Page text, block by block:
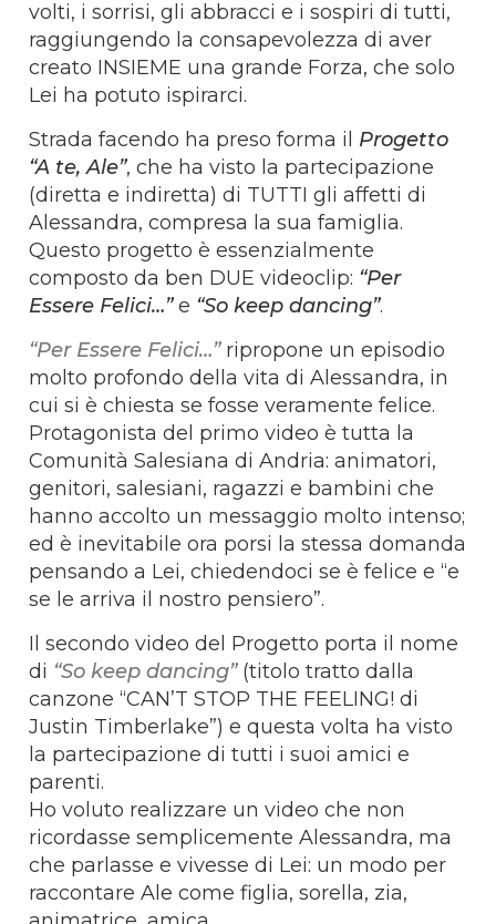
volti, i sorrisi, gli abbracci e i sospiri di tutti,
raggiungendo la consapevolezza di aver
creato INSIEME una grande Forza, che solo
Lei ha potuto ispirarci.
Strada facendo ha preso forma il Progetto
“A te, Ale”, che ha visto la partecipazione
(diretta e indiretta) di TUTTI gli affetti di
Alessandra, compresa la sua famiglia.
Questo progetto è essenzialmente
composto da ben DUE videoclip: “Per
Essere Felici…”e “So keep dancing”.
“Per Essere Felici…”ripropone un episodio
molto profondo della vita di Alessandra, in
cui si è chiesta se fosse veramente felice.
Protagonista del primo video è tutta la
Comunità Salesiana di Andria: animatori,
genitori, salesiani, ragazzi e bambini che
hanno accolto un messaggio molto intenso;
ed è inevitabile ora porsi la stessa domanda
pensando a Lei, chiedendoci se è felice e “e
se le arriva il nostro pensiero”.
Il secondo video del Progetto porta il nome
di “So keep dancing”(titolo tratto dalla
canzone “CAN’T STOP THE FEELING! di
Justin Timberlake”) e questa volta ha visto
la partecipazione di tutti i suoi amici e
parenti.
Ho voluto realizzare un video che non
ricordasse semplicemente Alessandra, ma
che parlasse e vivesse di Lei: un modo per
raccontare Ale come figlia, sorella, zia,